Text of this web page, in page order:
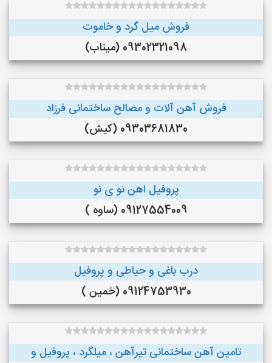
فروش میل گرد و خاموت
09302321098 (میناب)
فروش آهن آلات و مصالح ساختمانی فرزاد
09303681830 (کیش)
پروفیل اهن نو ی نو
09127554009 (ساوه )
درب باغی و حیاطی و پروفیل
09124753930 (خمین )
تامین آهن ساختمانی تیرآهن ، میلگرد ، پروفیل و